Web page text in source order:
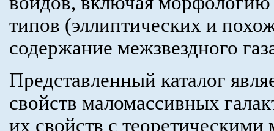
типов (эллиптических и
содержание межзвездного
Представленный каталог
свойств маломассивных
их свойств с